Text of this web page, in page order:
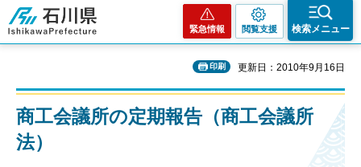
石川県
緊急情報 閲覧支援 検索メニュー
印刷 更新日：2010年9月16日
商工会議所の定期報告（商工会議所
法）